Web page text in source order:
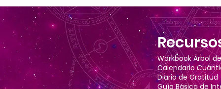
Workbook Árbol
Calendario
Diario de Gratitud
Guía Básica de